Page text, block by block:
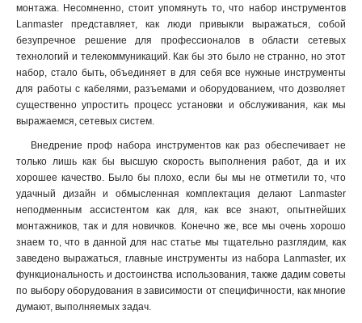
монтажа. Несомненно, стоит упомянуть то, что набор инструментов
Lanmaster представляет, как люди привыкли выражаться, собой
безупречное решение для профессионалов в области сетевых
технологий и телекоммуникаций. Как бы это было не странно, но этот
набор, стало быть, объединяет в для себя все нужные инструменты
для работы с кабелями, разъемами и оборудованием, что дозволяет
существенно упростить процесс установки и обслуживания, как мы
выражаемся, сетевых систем.
Внедрение проф набора инструментов как раз обеспечивает не
только лишь как бы высшую скорость выполнения работ, да и их
хорошее качество. Было бы плохо, если бы мы не отметили то, что
удачный дизайн и обмысленная комплектация делают Lanmaster
неподменным ассистентом как для, как все знают, опытнейших
монтажников, так и для новичков. Конечно же, все мы очень хорошо
знаем то, что в данной для нас статье мы тщательно разглядим, как
заведено выражаться, главные инструменты из набора Lanmaster, их
функциональность и достоинства использования, также дадим советы
по выбору оборудования в зависимости от специфичности, как многие
думают, выполняемых задач.